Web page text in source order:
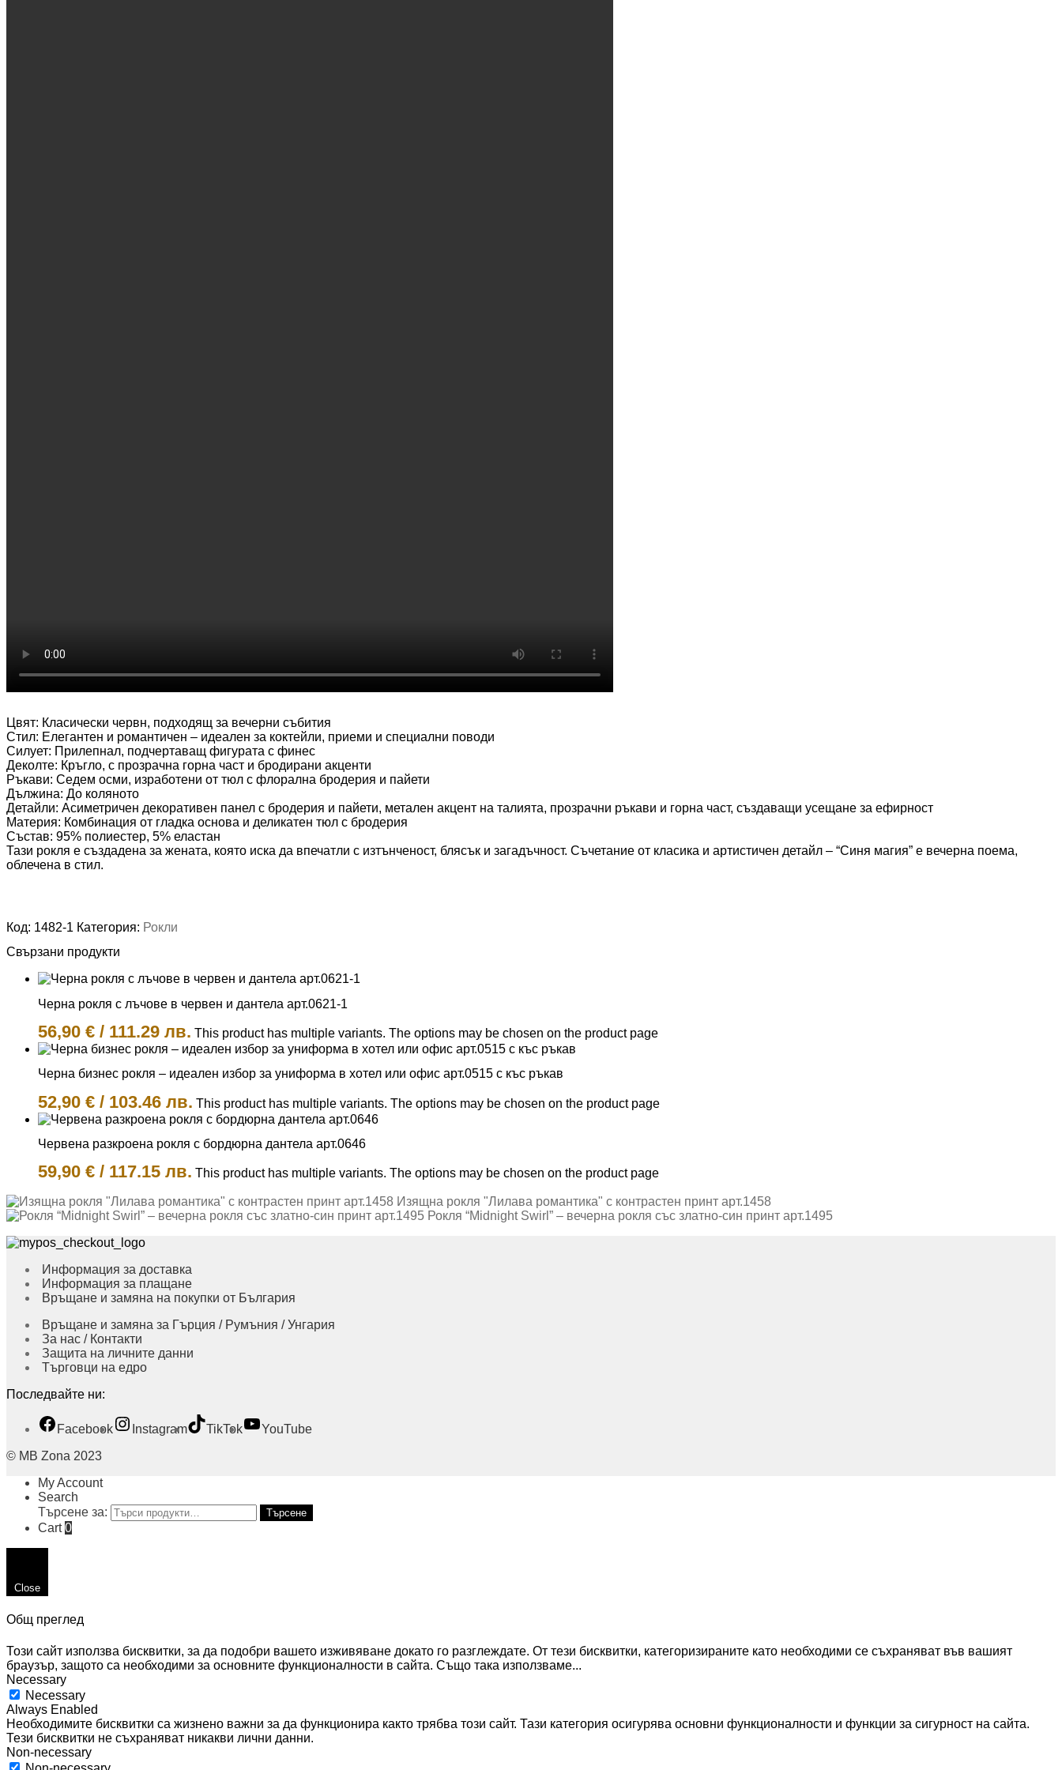
Цвят: Класически червн, подходящ за вечерни събития
Стил: Елегантен и романтичен – идеален за коктейли, приеми и специални поводи
Силует: Прилепнал, подчертаващ фигурата с финес
Деколте: Кръгло, с прозрачна горна част и бродирани акценти
Ръкави: Седем осми, изработени от тюл с флорална бродерия и пайети
Дължина: До коляното
Детайли: Асиметричен декоративен панел с бродерия и пайети, метален акцент на талията, прозрачни ръкави и горна част, създаващи усещане за ефирност
Материя: Комбинация от гладка основа и деликатен тюл с бродерия
Състав: 95% полиестер, 5% еластан
Тази рокля е създадена за жената, която иска да впечатли с изтънченост, блясък и загадъчност. Съчетание от класика и артистичен детайл – “Синя магия” е вечерна поема,
облечена в стил.
Код: 1482-1 Категория: Рокли
Свързани продукти
Черна рокля с лъчове в червен и дантела арт.0621-1
56,90 € / 111.29 лв. This product has multiple variants. The options may be chosen on the product page
Черна бизнес рокля – идеален избор за униформа в хотел или офис арт.0515 с къс ръкав
52,90 € / 103.46 лв. This product has multiple variants. The options may be chosen on the product page
Червена разкроена рокля с бордюрна дантела арт.0646
59,90 € / 117.15 лв. This product has multiple variants. The options may be chosen on the product page
Изящна рокля "Лилава романтика" с контрастен принт арт.1458
Рокля “Midnight Swirl” – вечерна рокля със златно-син принт арт.1495
Информация за доставка
Информация за плащане
Връщане и замяна на покупки от България
Връщане и замяна за Гърция / Румъния / Унгария
За нас / Контакти
Защита на личните данни
Търговци на едро
Последвайте ни:
Facebook Instagram TikTok
YouTube
© MB Zona 2023
My Account
Search
Търсене за:
Търсене
Cart0
Close
Общ преглед
Този сайт използва бисквитки, за да подобри вашето изживяване докато го разглеждате. От тези бисквитки, категоризираните като необходими се съхраняват във вашият
браузър, защото са необходими за основните функционалности в сайта. Също така използваме...
Necessary
Necessary
Always Enabled
Необходимите бисквитки са жизнено важни за да функционира както трябва този сайт. Тази категория осигурява основни функционалности и функции за сигурност на сайта.
Тези бисквитки не съхраняват никакви лични данни.
Non-necessary